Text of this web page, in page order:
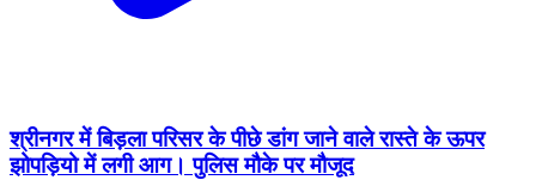
श्रीनगर में बिड़ला परिसर के पीछे डांग जाने वाले रास्ते के ऊपर
झोपड़ियो में लगी आग। पुलिस मौके पर मौजूद